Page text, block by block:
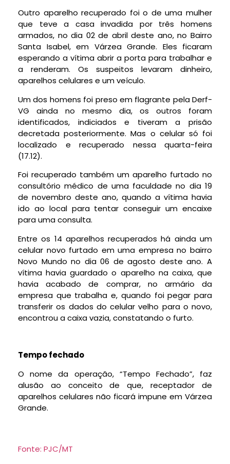
Outro aparelho recuperado foi o de uma mulher
que teve a casa invadida por três homens
armados, no dia 02 de abril deste ano, no Bairro
Santa Isabel, em Várzea Grande. Eles ficaram
esperando a vítima abrir a porta para trabalhar e
a renderam. Os suspeitos levaram dinheiro,
aparelhos celulares e um veículo.
Um dos homens foi preso em flagrante pela Derf-
VG ainda no mesmo dia, os outros foram
identificados, indiciados e tiveram a prisão
decretada posteriormente. Mas o celular só foi
localizado e recuperado nessa quarta-feira
(17.12).
Foi recuperado também um aparelho furtado no
consultório médico de uma faculdade no dia 19
de novembro deste ano, quando a vítima havia
ido ao local para tentar conseguir um encaixe
para uma consulta.
Entre os 14 aparelhos recuperados há ainda um
celular novo furtado em uma empresa no bairro
Novo Mundo no dia 06 de agosto deste ano. A
vítima havia guardado o aparelho na caixa, que
havia acabado de comprar, no armário da
empresa que trabalha e, quando foi pegar para
transferir os dados do celular velho para o novo,
encontrou a caixa vazia, constatando o furto.
Tempo fechado
O nome da operação, “Tempo Fechado”, faz
alusão ao conceito de que, receptador de
aparelhos celulares não ficará impune em Várzea
Grande.
Fonte: PJC/MT